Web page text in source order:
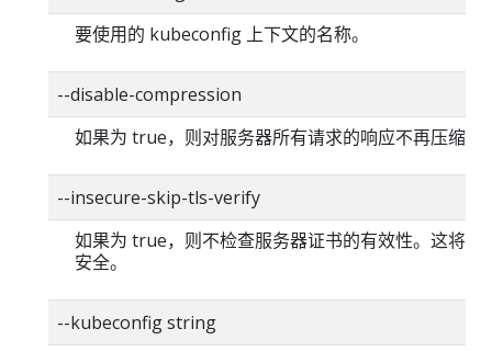
要使用的 kubeconfig 上下文的名称。
--disable-compression
如果为 true，则对服务器所有请求的响应不再压缩。
--insecure-skip-tls-verify
如果为 true，则不检查服务器证书的有效性。这将使
安全。
--kubeconfig string